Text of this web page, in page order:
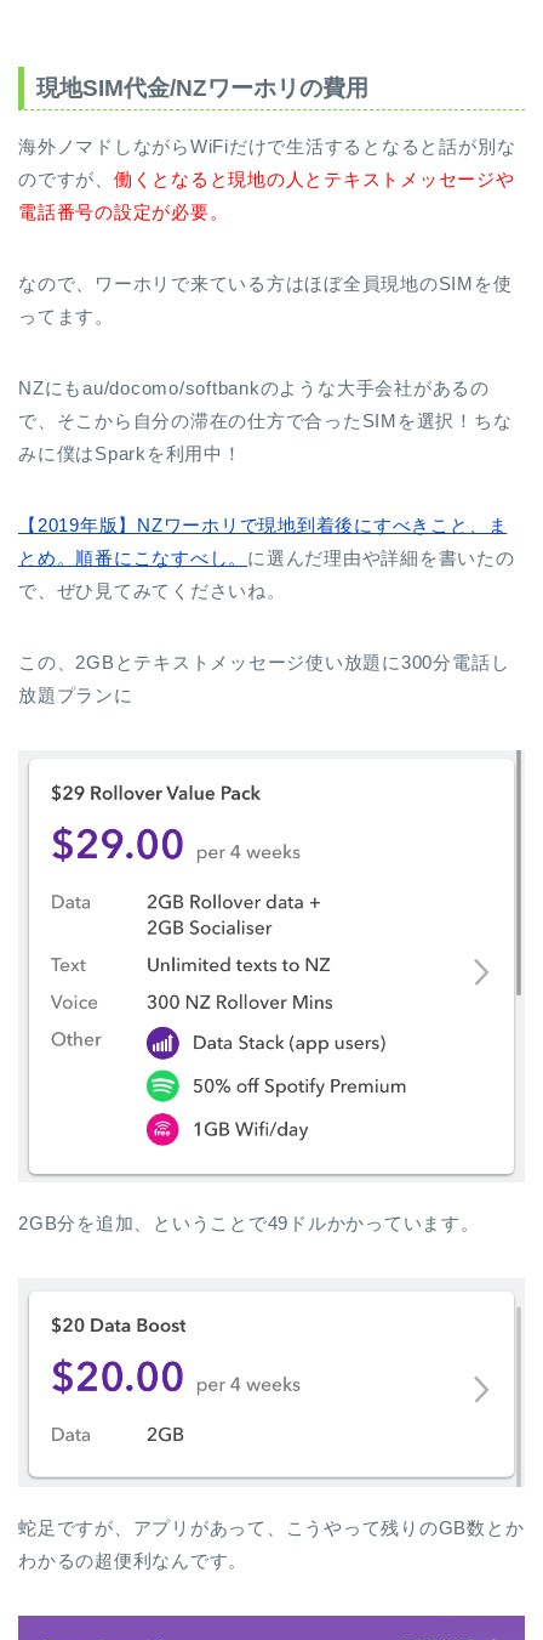
現地SIM代金/NZワーホリの費用
海外ノマドしながらWiFiだけで生活するとなると話が別な
のですが、 働くとなると現地の人とテキストメッセージや
電話番号の設定が必要。
なので、ワーホリで来ている方はほぼ全員現地のSIMを使
ってます。
NZにもau/docomo/softbankのような大手会社があるの
で、そこから自分の滞在の仕方で合ったSIMを選択！ちな
みに僕はSparkを利用中！
【2019年版】NZワーホリで現地到着後にすべきこと、ま
とめ。順番にこなすべし。 に選んだ理由や詳細を書いたの
で、ぜひ見てみてくださいね。
この、2GBとテキストメッセージ使い放題に300分電話し
放題プランに
2GB分を追加、ということで49ドルかかっています。
蛇足ですが、アプリがあって、こうやって残りのGB数とか
わかるの超便利なんです。